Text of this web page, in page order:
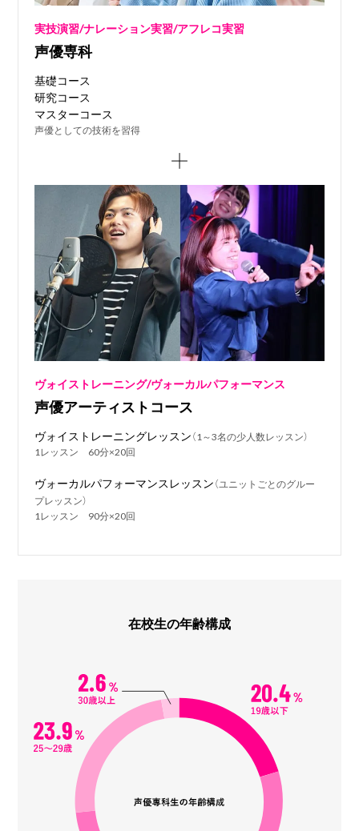
実技演習/ナレーション実習/アフレコ実習
声優専科
基礎コース
研究コース
マスターコース
声優としての技術を習得
ヴォイストレーニング/ヴォーカルパフォーマンス
声優アーティストコース
ヴォイストレーニングレッスン（1～3名の少人数レッスン）
1レッスン 60分×20回
ヴォーカルパフォーマンスレッスン（ユニットごとのグルー
プレッスン）
1レッスン 90分×20回
在校生の年齢構成